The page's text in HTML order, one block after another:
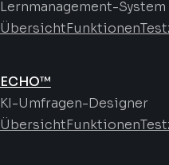
Lernmanagement-System
ÜbersichtFunktionen
ECHO™
KI-Umfragen-Designer
ÜbersichtFunktionen